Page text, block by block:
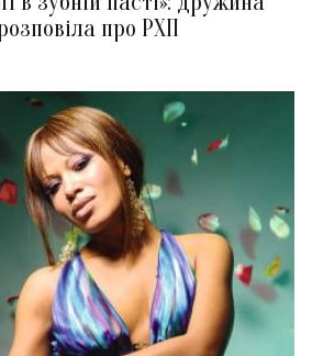
про РХП